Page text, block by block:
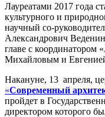
Лауреатами 2017 года
культурного и
научный со-
Александрович
главе с координатором «
Михайловым и
Накануне, 13 апреля,
«Современный
пройдет в
директором которого